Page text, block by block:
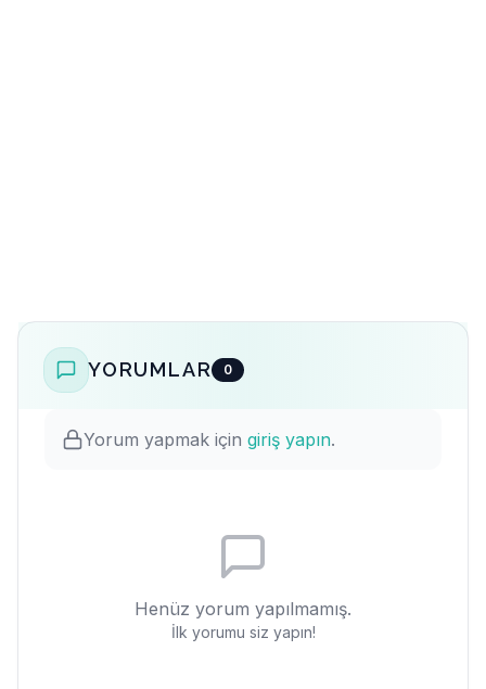
YORUMLAR 0
Yorum yapmak için giriş yapın.
Henüz yorum yapılmamış.
İlk yorumu siz yapın!